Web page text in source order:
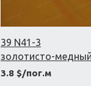
39 N41-3
золотисто-
3.8 $/пог.м